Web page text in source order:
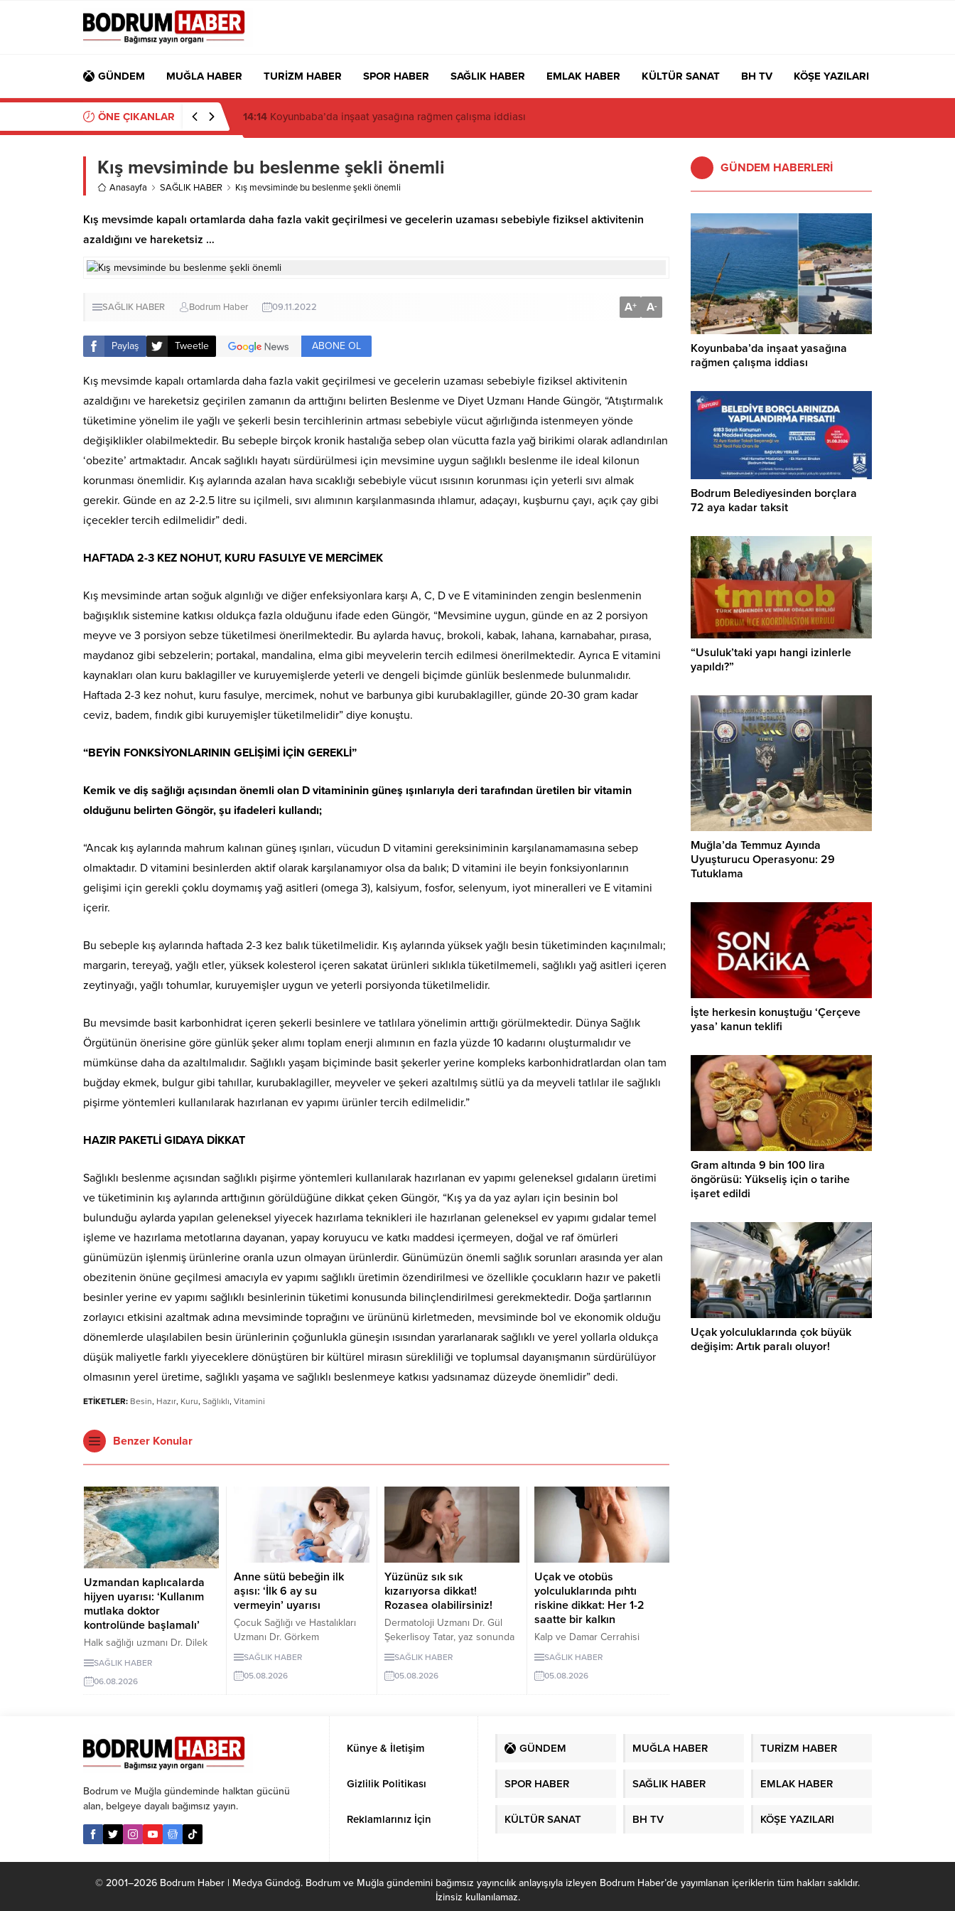
GÜNDEM MUĞLA HABER TURİZM HABER SPOR HABER SAĞLIK HABER EMLAK HABER KÜLTÜR SANAT BH TV KÖŞE YAZILARI
ÖNE ÇIKANLAR 06:06Altın Portakal’da Jüri Başkanı belli oldu
Kış mevsiminde bu beslenme şekli önemli
Anasayfa SAĞLIK HABER Kış mevsiminde bu beslenme şekli önemli
Kış mevsimde kapalı ortamlarda daha fazla vakit geçirilmesi ve gecelerin uzaması sebebiyle fiziksel aktivitenin
azaldığını ve hareketsiz …
SAĞLIK HABER Bodrum Haber 09.11.2022 A+ A-
Paylaş Tweetle ABONE OL
Kış mevsimde kapalı ortamlarda daha fazla vakit geçirilmesi ve gecelerin uzaması sebebiyle fiziksel aktivitenin
azaldığını ve hareketsiz geçirilen zamanın da arttığını belirten Beslenme ve Diyet Uzmanı Hande Güngör, “Atıştırmalık
tüketimine yönelim ile yağlı ve şekerli besin tercihlerinin artması sebebiyle vücut ağırlığında istenmeyen yönde
değişiklikler olabilmektedir. Bu sebeple birçok kronik hastalığa sebep olan vücutta fazla yağ birikimi olarak adlandırılan
‘obezite’ artmaktadır. Ancak sağlıklı hayatı sürdürülmesi için mevsimine uygun sağlıklı beslenme ile ideal kilonun
korunması önemlidir. Kış aylarında azalan hava sıcaklığı sebebiyle vücut ısısının korunması için yeterli sıvı almak
gerekir. Günde en az 2-2.5 litre su içilmeli, sıvı alımının karşılanmasında ıhlamur, adaçayı, kuşburnu çayı, açık çay gibi
içecekler tercih edilmelidir” dedi.
HAFTADA 2-3 KEZ NOHUT, KURU FASULYE VE MERCİMEK
Kış mevsiminde artan soğuk algınlığı ve diğer enfeksiyonlara karşı A, C, D ve E vitamininden zengin beslenmenin
bağışıklık sistemine katkısı oldukça fazla olduğunu ifade eden Güngör, “Mevsimine uygun, günde en az 2 porsiyon
meyve ve 3 porsiyon sebze tüketilmesi önerilmektedir. Bu aylarda havuç, brokoli, kabak, lahana, karnabahar, pırasa,
maydanoz gibi sebzelerin; portakal, mandalina, elma gibi meyvelerin tercih edilmesi önerilmektedir. Ayrıca E vitamini
kaynakları olan kuru baklagiller ve kuruyemişlerde yeterli ve dengeli biçimde günlük beslenmede bulunmalıdır.
Haftada 2-3 kez nohut, kuru fasulye, mercimek, nohut ve barbunya gibi kurubaklagiller, günde 20-30 gram kadar
ceviz, badem, fındık gibi kuruyemişler tüketilmelidir” diye konuştu.
“BEYİN FONKSİYONLARININ GELİŞİMİ İÇİN GEREKLİ”
Kemik ve diş sağlığı açısından önemli olan D vitamininin güneş ışınlarıyla deri tarafından üretilen bir vitamin
olduğunu belirten Göngör, şu ifadeleri kullandı;
“Ancak kış aylarında mahrum kalınan güneş ışınları, vücudun D vitamini gereksiniminin karşılanamamasına sebep
olmaktadır. D vitamini besinlerden aktif olarak karşılanamıyor olsa da balık; D vitamini ile beyin fonksiyonlarının
gelişimi için gerekli çoklu doymamış yağ asitleri (omega 3), kalsiyum, fosfor, selenyum, iyot mineralleri ve E vitamini
içerir.
Bu sebeple kış aylarında haftada 2-3 kez balık tüketilmelidir. Kış aylarında yüksek yağlı besin tüketiminden kaçınılmalı;
margarin, tereyağ, yağlı etler, yüksek kolesterol içeren sakatat ürünleri sıklıkla tüketilmemeli, sağlıklı yağ asitleri içeren
zeytinyağı, yağlı tohumlar, kuruyemişler uygun ve yeterli porsiyonda tüketilmelidir.
Bu mevsimde basit karbonhidrat içeren şekerli besinlere ve tatlılara yönelimin arttığı görülmektedir. Dünya Sağlık
Örgütünün önerisine göre günlük şeker alımı toplam enerji alımının en fazla yüzde 10 kadarını oluşturmalıdır ve
mümkünse daha da azaltılmalıdır. Sağlıklı yaşam biçiminde basit şekerler yerine kompleks karbonhidratlardan olan tam
buğday ekmek, bulgur gibi tahıllar, kurubaklagiller, meyveler ve şekeri azaltılmış sütlü ya da meyveli tatlılar ile sağlıklı
pişirme yöntemleri kullanılarak hazırlanan ev yapımı ürünler tercih edilmelidir.”
HAZIR PAKETLİ GIDAYA DİKKAT
Sağlıklı beslenme açısından sağlıklı pişirme yöntemleri kullanılarak hazırlanan ev yapımı geleneksel gıdaların üretimi
ve tüketiminin kış aylarında arttığının görüldüğüne dikkat çeken Güngör, “Kış ya da yaz ayları için besinin bol
bulunduğu aylarda yapılan geleneksel yiyecek hazırlama teknikleri ile hazırlanan geleneksel ev yapımı gıdalar temel
işleme ve hazırlama metotlarına dayanan, yapay koruyucu ve katkı maddesi içermeyen, doğal ve raf ömürleri
günümüzün işlenmiş ürünlerine oranla uzun olmayan ürünlerdir. Günümüzün önemli sağlık sorunları arasında yer alan
obezitenin önüne geçilmesi amacıyla ev yapımı sağlıklı üretimin özendirilmesi ve özellikle çocukların hazır ve paketli
besinler yerine ev yapımı sağlıklı besinlerinin tüketimi konusunda bilinçlendirilmesi gerekmektedir. Doğa şartlarının
zorlayıcı etkisini azaltmak adına mevsiminde toprağını ve ürününü kirletmeden, mevsiminde bol ve ekonomik olduğu
dönemlerde ulaşılabilen besin ürünlerinin çoğunlukla güneşin ısısından yararlanarak sağlıklı ve yerel yollarla oldukça
düşük maliyetle farklı yiyeceklere dönüştüren bir kültürel mirasın sürekliliği ve toplumsal dayanışmanın sürdürülüyor
olmasının yerel üretime, sağlıklı yaşama ve sağlıklı beslenmeye katkısı yadsınamaz düzeyde önemlidir” dedi.
ETİKETLER: Besin, Hazır, Kuru, Sağlıklı, Vitamini
Benzer Konular
Uzmandan kaplıcalarda
hijyen uyarısı: ‘Kullanım
mutlaka doktor
kontrolünde başlamalı’
Halk sağlığı uzmanı Dr. Dilek
Aslan, kaplıcaların kas ve
stresin azaltılmasında yarar
sorunlarına yol açabileceğini
belirtti. Aslan, kaplıca
tedavisinin mutlaka sağlık
çalışanlarının önerisiyle
uygulanması gerektiğini
vurguladı.
SAĞLIK HABER
06.08.2026
Anne sütü bebeğin ilk
aşısı: ‘İlk 6 ay su
vermeyin’ uyarısı
Çocuk Sağlığı ve Hastalıkları
Uzmanı Dr. Görkem
Küçükgüldal, anne sütünün
güçlendiren ve yaşam boyu
Küçükgüldal, doğumdan
sonraki ilk saatte emzirmeye
başlanması ve ilk 6 ay yalnızca
anne sütü verilmesi gerektiğini
vurguladı.
SAĞLIK HABER
05.08.2026
Yüzünüz sık sık
kızarıyorsa dikkat!
Rozasea olabilirsiniz!
Dermatoloji Uzmanı Dr. Gül
Şekerlisoy Tatar, yaz sonunda
yüzde artan kızarıklık, yanma,
şikâyetlerinin yalnızca hassas
söyledi. Tatar, tekrarlayan
belirtilerin rozasea olarak
bilinen kronik “gül hastalığı”na
işaret edebileceğini belirterek
erken tanı uyarısında bulundu.
SAĞLIK HABER
05.08.2026
Uçak ve otobüs
yolculuklarında pıhtı
riskine dikkat: Her 1-2
saatte bir kalkın
Kalp ve Damar Cerrahisi
Uzmanı Dr. Murat İlkar Gelişen,
uçak, otobüs ve otomobil
su tüketilmesini, düzenli
grubundaki kişilerin
SAĞLIK HABER
05.08.2026
GÜNDEM HABERLERİ
Koyunbaba’da inşaat yasağına
rağmen çalışma iddiası
Bodrum Belediyesinden borçlara
72 aya kadar taksit
“Usuluk’taki yapı hangi izinlerle
yapıldı?”
Muğla’da Temmuz Ayında
Uyuşturucu Operasyonu: 29
Tutuklama
İşte herkesin konuştuğu ‘Çerçeve
yasa’ kanun teklifi
Gram altında 9 bin 100 lira
öngörüsü: Yükseliş için o tarihe
işaret edildi
Uçak yolculuklarında çok büyük
değişim: Artık paralı oluyor!
Bodrum ve Muğla gündeminde halktan gücünü
alan, belgeye dayalı bağımsız yayın.
Künye & İletişim
Gizlilik Politikası
Reklamlarınız İçin
GÜNDEM MUĞLA HABER TURİZM HABER
SPOR HABER SAĞLIK HABER EMLAK HABER
KÜLTÜR SANAT BH TV KÖŞE YAZILARI
© 2001–2026 Bodrum Haber | Medya Gündoğ. Bodrum ve Muğla gündemini bağımsız yayıncılık anlayışıyla izleyen Bodrum Haber’de yayımlanan içeriklerin tüm hakları saklıdır.
İzinsiz kullanılamaz.